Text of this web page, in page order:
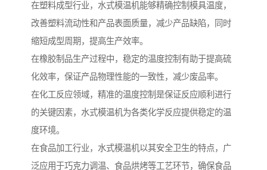
在塑料成型行业，水式模温机能够精确控制模具温度，
改善塑料流动性和产品表面质量，减少产品缺陷，同时
缩短成型周期，提高生产效率。
在橡胶制品生产过程中，稳定的温度控制有助于提高硫
化效率，保证产品物理性能的一致性，减少废品率。
在化工反应领域，精准的温度控制是保证反应顺利进行
的关键因素，水式模温机为各类化学反应提供稳定的温
度环境。
在食品加工行业，水式模温机以其安全卫生的特点，广
泛应用于巧克力调温、食品烘烤等工艺环节，确保食品